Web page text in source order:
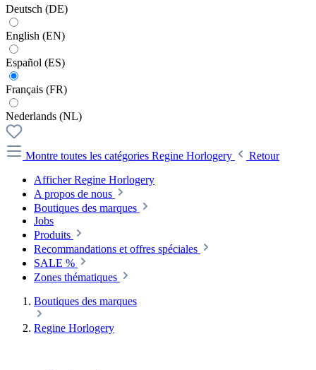
Deutsch (DE)
English (EN)
Español (ES)
Français (FR)
Nederlands (NL)
Montre toutes les catégories Regine Horlogery
Retour
Afficher Regine Horlogery
A propos de nous
Boutiques des marques
Jobs
Produits
Recommandations et offres spéciales
SALE %
Zones thématiques
Boutiques des marques
Regine Horlogery